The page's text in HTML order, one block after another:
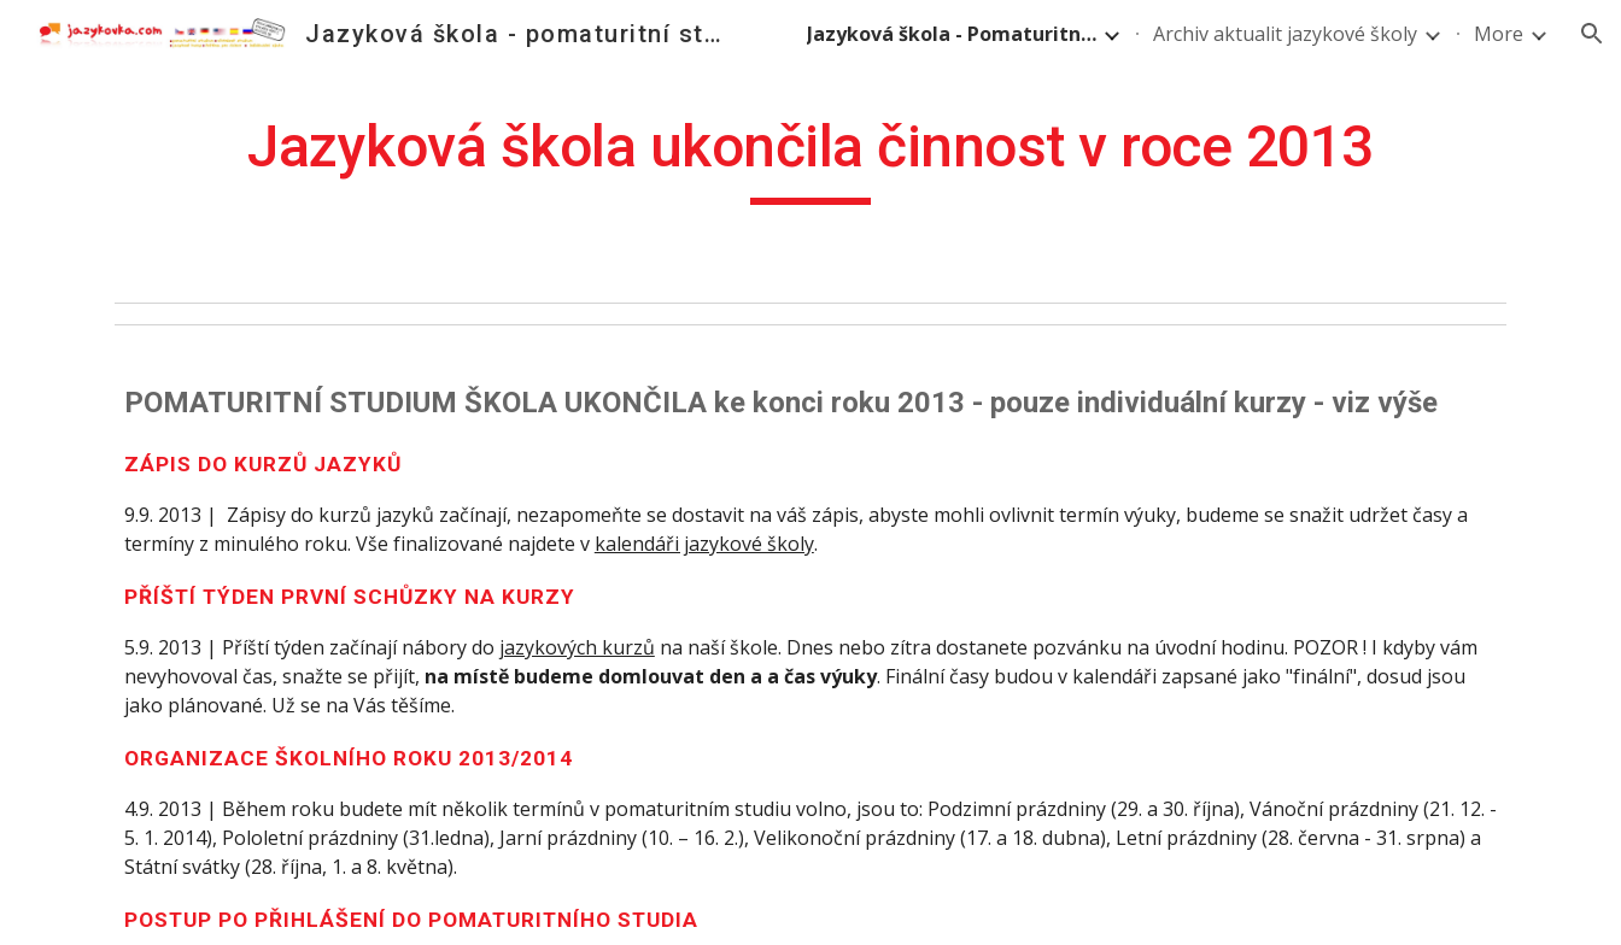
Skip to main content Skip to navigation
Jazyková škola - pomaturitní studium angličtiny Jazyková škola - Pomaturitní studium angličtiny a němčiny Archiv aktualit jazykové školy More
Jazyková škola ukončila činnost v roce 2013
POMATURITNÍ STUDIUM ŠKOLA UKONČILA ke konci roku 2013 - pouze individuální kurzy - viz výše
ZÁPIS DO KURZŮ JAZYKŮ
9.9. 2013 | Zápisy do kurzů jazyků začínají, nezapomeňte se dostavit na váš zápis, abyste mohli ovlivnit termín výuky, budeme se snažit udržet časy a
termíny z minulého roku. Vše finalizované najdete v kalendáři jazykové školy.
PŘÍŠTÍ TÝDEN PRVNÍ SCHŮZKY NA KURZY
5.9. 2013 | Příští týden začínají nábory do jazykových kurzů na naší škole. Dnes nebo zítra dostanete pozvánku na úvodní hodinu. POZOR ! I kdyby vám
nevyhovoval čas, snažte se přijít, na místě budeme domlouvat den a a čas výuky. Finální časy budou v kalendáři zapsané jako "finální", dosud jsou
jako plánované. Už se na Vás těšíme.
ORGANIZACE ŠKOLNÍHO ROKU 2013/2014
4.9. 2013 | Během roku budete mít několik termínů v pomaturitním studiu volno, jsou to: Podzimní prázdniny (29. a 30. října), Vánoční prázdniny (21. 12. -
5. 1. 2014), Pololetní prázdniny (31.ledna), Jarní prázdniny (10. – 16. 2.), Velikonoční prázdniny (17. a 18. dubna), Letní prázdniny (28. června - 31. srpna) a
Státní svátky (28. října, 1. a 8. května).
POSTUP PO PŘIHLÁŠENÍ DO POMATURITNÍHO STUDIA